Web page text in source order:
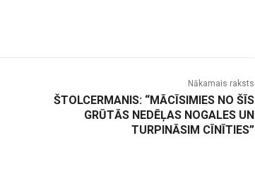
Nākamais raksts
ŠTOLCERMANIS: “MĀCĪSIMIES NO ŠĪS
GRŪTĀS NEDĒĻAS NOGALES UN
TURPINĀSIM CĪNĪTIES”